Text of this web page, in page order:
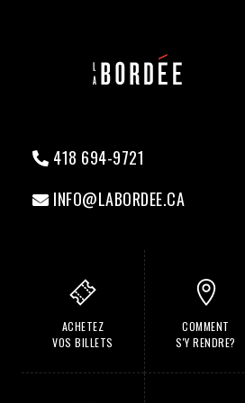
418 694-9721
INFO@LABORDEE.CA
ACHETEZ
VOS BILLETS
COMMENT
S'Y RENDRE?